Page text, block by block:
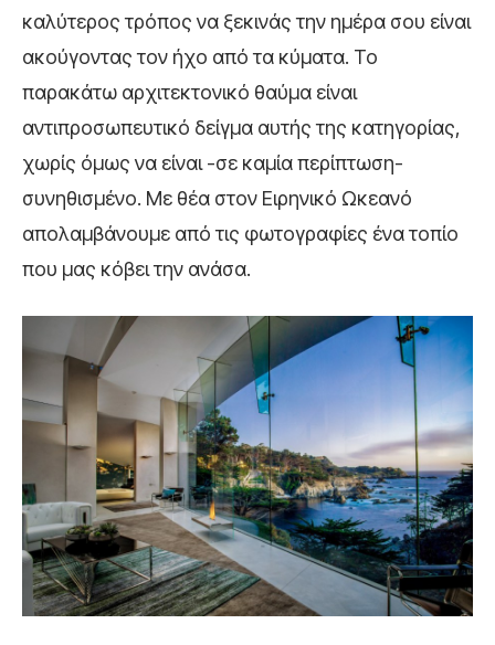
καλύτερος τρόπος να ξεκινάς την ημέρα σου είναι
ακούγοντας τον ήχο από τα κύματα. Το
παρακάτω αρχιτεκτονικό θαύμα είναι
αντιπροσωπευτικό δείγμα αυτής της κατηγορίας,
χωρίς όμως να είναι -σε καμία περίπτωση-
συνηθισμένο. Με θέα στον Ειρηνικό Ωκεανό
απολαμβάνουμε από τις φωτογραφίες ένα τοπίο
που μας κόβει την ανάσα.